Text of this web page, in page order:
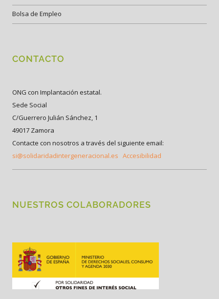
Bolsa de Empleo
CONTACTO
ONG con Implantación estatal.
Sede Social
C/Guerrero Julián Sánchez, 1
49017 Zamora
Contacte con nosotros a través del siguiente email:
si@solidaridadintergeneracional.es Accesibilidad
NUESTROS COLABORADORES